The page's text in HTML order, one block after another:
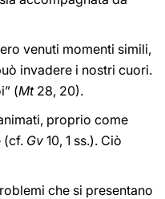
venuti momenti simili,
invadere i nostri cuori.
(Mt28, 20).
proprio come
(cf. Gv 10, 1 ss.). Ciò
che si presentano